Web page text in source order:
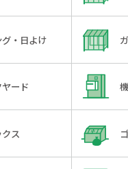
・日よけ
ード
ス